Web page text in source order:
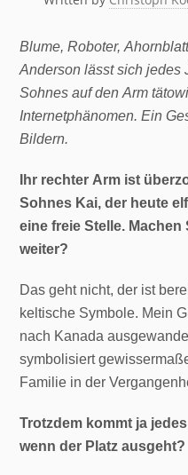
Blume, Roboter,
Anderson lässt sich jedes
Sohnes auf den Arm
Internetphänomen. Ein
Bildern.
Ihr rechter Arm ist
Sohnes Kai, der heute
eine freie Stelle.
weiter?
Das geht nicht, der ist
keltische Symbole. Mein
nach Kanada
symbolisiert
Familie in der
Trotzdem kommt ja
wenn der Platz ausgeht?